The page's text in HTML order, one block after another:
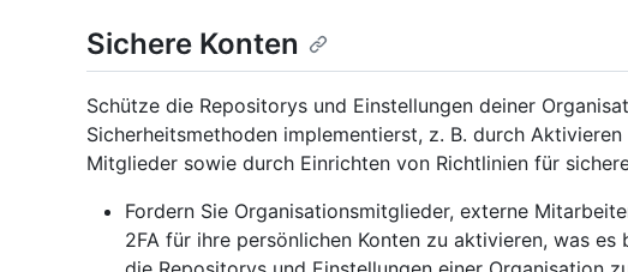
Sichere Konten
Schütze die Repositorys und Einstellungen deiner
Sicherheitsmethoden implementierst, z. B. durch
Mitglieder sowie durch Einrichten von Richtlinien für
Fordern Sie Organisationsmitglieder, externe
2FA für ihre persönlichen Konten zu aktivieren, was